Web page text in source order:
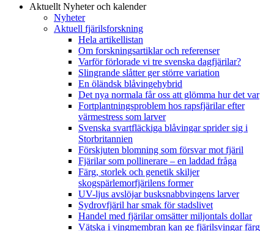
Aktuellt Nyheter och kalender
Nyheter
Aktuell fjärilsforskning
Hela artikellistan
Om forskningsartiklar och referenser
Varför förlorade vi tre svenska dagfjärilar?
Slingrande slåtter ger större variation
En öländsk blåvingehybrid
Det nya normala får oss att glömma hur det var
Fortplantningsproblem hos rapsfjärilar efter
värmestress som larver
Svenska svartfläckiga blåvingar sprider sig i
Storbritannien
Förskjuten blomning som försvar mot fjäril
Fjärilar som pollinerare – en laddad fråga
Färg, storlek och genetik skiljer
skogspärlemorfjärilens former
UV-ljus avslöjar busksnabbvingens larver
Sydrovfjäril har smak för stadslivet
Handel med fjärilar omsätter miljontals dollar
Vätska i vingmembran kan ge fjärilsvingar färg